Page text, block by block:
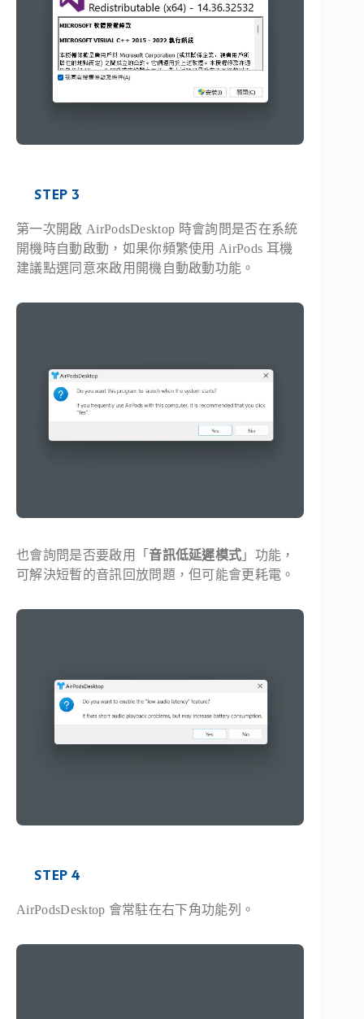
STEP 3
第一次開啟 AirPodsDesktop 時會詢問是否在系統
開機時自動啟動，如果你頻繁使用 AirPods 耳機
建議點選同意來啟用開機自動啟動功能。
也會詢問是否要啟用「 音訊低延遲模式 」功能，
可解決短暫的音訊回放問題，但可能會更耗電。
STEP 4
AirPodsDesktop 會常駐在右下角功能列。